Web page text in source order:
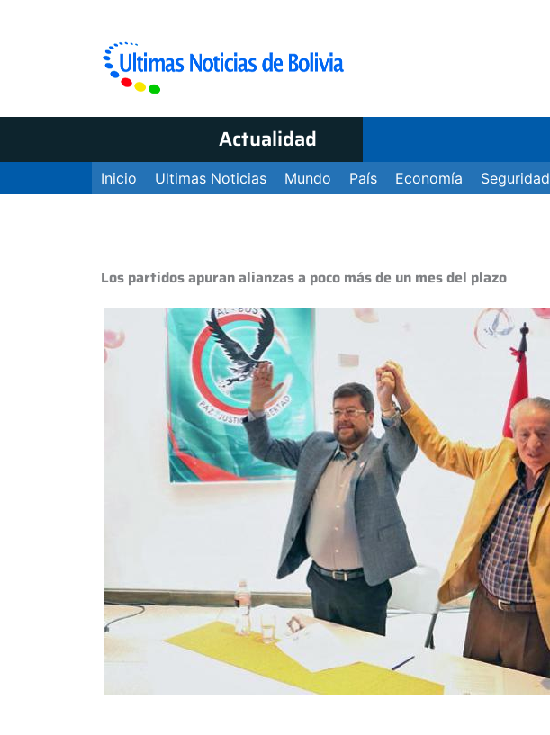
Actualidad
Inicio Ultimas Noticias Mundo País Economía Seguridad
Los partidos apuran alianzas a poco más de un mes del plazo